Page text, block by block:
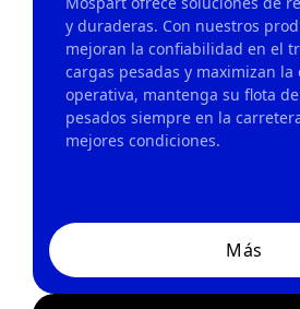
y duraderas. Con nuestros
mejoran la confiabilidad en el
cargas pesadas y maximizan la
operativa, mantenga su flota
pesados siempre en la
mejores condiciones.
Más